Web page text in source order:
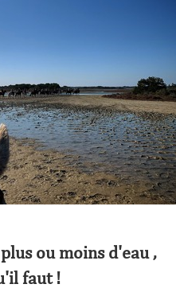
ou moins d'eau ,
faut !